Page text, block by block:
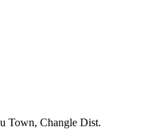
Town, Changle Dist.